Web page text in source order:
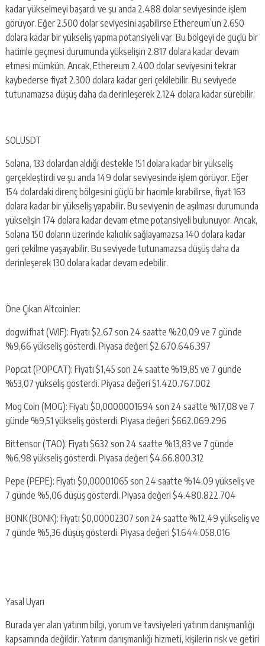
kadar yükselmeyi başardı ve şu anda 2.488 dolar seviyesinde işlem
görüyor. Eğer 2.500 dolar seviyesini aşabilirse Ethereum’un 2.650
dolara kadar bir yükseliş yapma potansiyeli var. Bu bölgeyi de güçlü bir
hacimle geçmesi durumunda yükselişin 2.817 dolara kadar devam
etmesi mümkün. Ancak, Ethereum 2.400 dolar seviyesini tekrar
kaybederse fiyat 2.300 dolara kadar geri çekilebilir. Bu seviyede
tutunamazsa düşüş daha da derinleşerek 2.124 dolara kadar sürebilir.
SOLUSDT
Solana, 133 dolardan aldığı destekle 151 dolara kadar bir yükseliş
gerçekleştirdi ve şu anda 149 dolar seviyesinde işlem görüyor. Eğer
154 dolardaki direnç bölgesini güçlü bir hacimle kırabilirse, fiyat 163
dolara kadar bir yükseliş yapabilir. Bu seviyenin de aşılması durumunda
yükselişin 174 dolara kadar devam etme potansiyeli bulunuyor. Ancak,
Solana 150 doların üzerinde kalıcılık sağlayamazsa 140 dolara kadar
geri çekilme yaşayabilir. Bu seviyede tutunamazsa düşüş daha da
derinleşerek 130 dolara kadar devam edebilir.
Öne Çıkan Altcoinler:
dogwifhat (WIF): Fiyatı $2,67 son 24 saatte %20,09 ve 7 günde
%9,66 yükseliş gösterdi. Piyasa değeri $2.670.646.397
Popcat (POPCAT): Fiyatı $1,45 son 24 saatte %19,85 ve 7 günde
%53,07 yükseliş gösterdi. Piyasa değeri $1.420.767.002
Mog Coin (MOG): Fiyatı $0,0000001694 son 24 saatte %17,08 ve 7
günde %9,51 yükseliş gösterdi. Piyasa değeri $662.069.296
Bittensor (TAO): Fiyatı $632 son 24 saatte %13,83 ve 7 günde
%6,98 yükseliş gösterdi. Piyasa değeri $4.66.800.312
Pepe (PEPE): Fiyatı $0,00001065 son 24 saatte %14,09 yükseliş ve
7 günde %5,06 düşüş gösterdi. Piyasa değeri $4.480.822.704
BONK (BONK): Fiyatı $0,00002307 son 24 saatte %12,49 yükseliş ve
7 günde %5,36 düşüş gösterdi. Piyasa değeri $1.644.058.016
Yasal Uyarı
Burada yer alan yatırım bilgi, yorum ve tavsiyeleri yatırım danışmanlığı
kapsamında değildir. Yatırım danışmanlığı hizmeti, kişilerin risk ve getiri